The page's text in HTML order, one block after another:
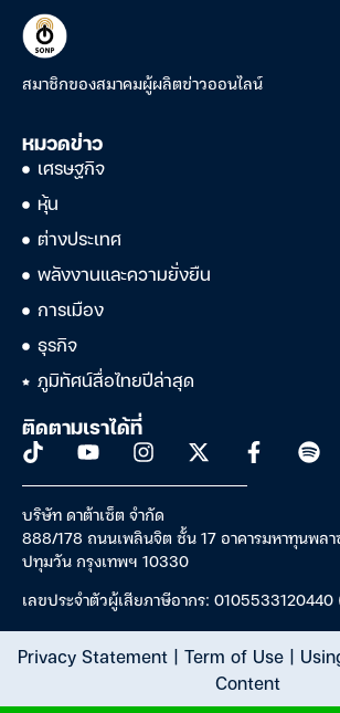
สมาชิกของสมาคมผู้ผลิตข่าวออนไลน์
หมวดข่าว
เศรษฐกิจ
หุ้น
ต่างประเทศ
พลังงานและความยั่งยืน
การเมือง
ธุรกิจ
ภูมิทัศน์สื่อไทยปีล่าสุด
ติดตามเราได้ที่
บริษัท ดาต้าเซ็ต จำกัด
888/178 ถนนเพลินจิต ชั้น 17 อาคารมหาทุนพล
ปทุมวัน กรุงเทพฯ 10330
เลขประจำตัวผู้เสียภาษีอากร:
Privacy Statement| Term of Use|
Content